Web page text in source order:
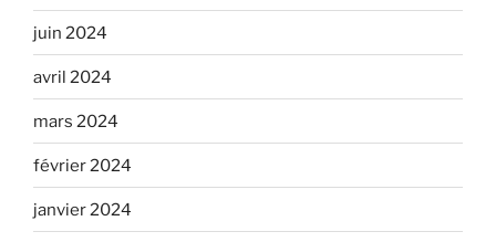
juin 2024
avril 2024
mars 2024
février 2024
janvier 2024